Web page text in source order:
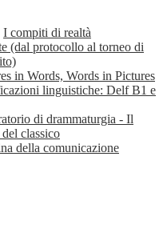
I compiti di realtà
(dal protocollo al torneo di
in Words, Words in Pictures
linguistiche: Delf B1 e
di drammaturgia - Il
classico
della comunicazione